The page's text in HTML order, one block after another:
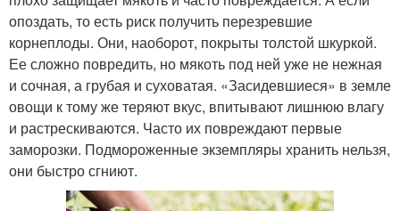
опоздать, то есть риск получить перезревшие
корнеплоды. Они, наоборот, покрыты толстой шкуркой.
Ее сложно повредить, но мякоть под ней уже не нежная
и сочная, а грубая и суховатая. «Засидевшиеся» в земле
овощи к тому же теряют вкус, впитывают лишнюю влагу
и растрескиваются. Часто их повреждают первые
заморозки. Подмороженные экземпляры хранить нельзя,
они быстро сгниют.